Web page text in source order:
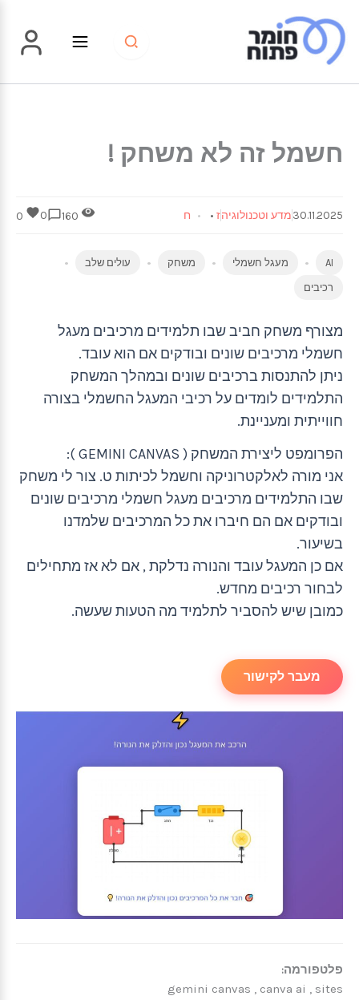
לתוכן
חשמל זה לא משחק !
30.11.2025מדע וטכנולוגיהז • ח 0
AI מעגל חשמלי משחק עולים שלב
רכיבים
מצורף משחק חביב שבו תלמידים מרכיבים מעגל
חשמלי מרכיבים שונים ובודקים אם הוא עובד.
ניתן להתנסות ברכיבים שונים ובמהלך המשחק
התלמידים לומדים על רכיבי המעגל החשמלי בצורה
חווייתית ומעניינת.
הפרומפט ליצירת המשחק ( GEMINI CANVAS ):
אני מורה לאלקטרוניקה וחשמל לכיתות ט. צור לי משחק
שבו התלמידים מרכיבים מעגל חשמלי מרכיבים שונים
ובודקים אם הם חיברו את כל המרכיבים שלמדנו
בשיעור.
אם כן המעגל עובד והנורה נדלקת , אם לא אז מתחילים
לבחור רכיבים מחדש.
כמובן שיש להסביר לתלמיד מה הטעות שעשה.
מעבר לקישור
פלטפורמה:
gemini canvas , canva ai , sites